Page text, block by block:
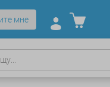
мне